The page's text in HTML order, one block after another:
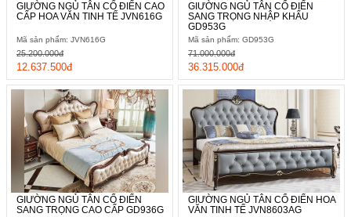
GIƯỜNG NGỦ TÂN CỔ ĐIỂN CAO
CẤP HOA VĂN TINH TẾ JVN616G
Mã sản phẩm: JVN616G
12.637.500đ
25.200.000đ
GIƯỜNG NGỦ TÂN CỔ ĐIỂN
SANG TRỌNG NHẬP KHẨU
GD953G
Mã sản phẩm: GD953G
36.315.000đ
71.000.000đ
GIƯỜNG NGỦ TÂN CỔ ĐIỂN
SANG TRỌNG CAO CẤP GD936G
GIƯỜNG NGỦ TÂN CỔ ĐIỂN HOA
VĂN TINH TẾ JVN8603AG